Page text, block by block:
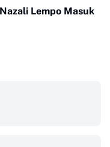
Lempo Masuk